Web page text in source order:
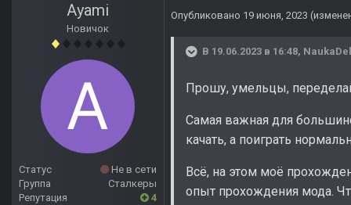
Ayami
Новичок
Статус
Не в сети
Группа
Сталкеры
Репутация
4
Опубликовано 19 июня, 2023
В 19.06.2023 в 16:48,
Прошу, умельцы,
Самая важная для
качать, а поиграть
Всё, на этом моё
опыт прохождения мода.